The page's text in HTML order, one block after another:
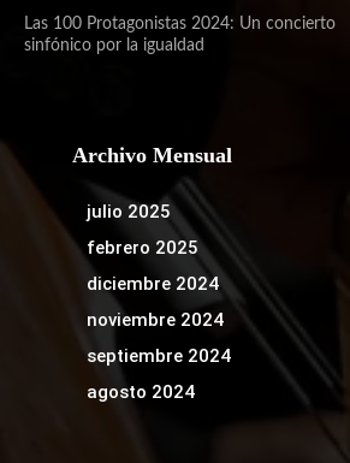
Las 100 Protagonistas 2024: Un concierto
sinfónico por la igualdad
Archivo Mensual
julio 2025
febrero 2025
diciembre 2024
noviembre 2024
septiembre 2024
agosto 2024